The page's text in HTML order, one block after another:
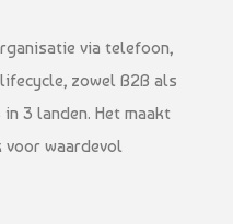
via telefoon,
zowel B2B als
3 landen. Het maakt
voor waardevol